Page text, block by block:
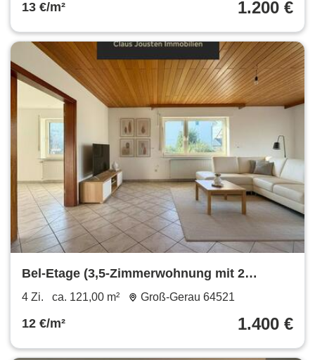
13 €/m² 1.200 €
Bel-Etage (3,5-Zimmerwohnung mit 2
Schlafzimmern)
4 Zi. ca. 121,00 m² Groß-Gerau 64521
12 €/m² 1.400 €